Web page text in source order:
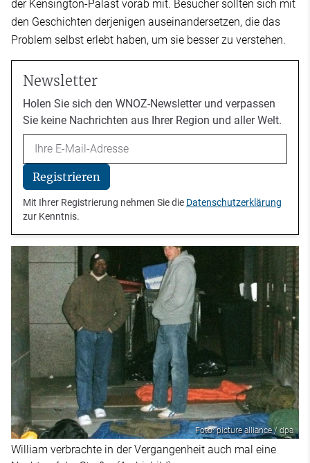
der Kensington-Palast vorab mit. Besucher sollten sich mit
den Geschichten derjenigen auseinandersetzen, die das
Problem selbst erlebt haben, um sie besser zu verstehen.
Newsletter
Holen Sie sich den WNOZ-Newsletter und verpassen
Sie keine Nachrichten aus Ihrer Region und aller Welt.
Email
Registrieren
Mit Ihrer Registrierung nehmen Sie die Datenschutzerklärung
zur Kenntnis.
Foto: picture alliance / dpa
William verbrachte in der Vergangenheit auch mal eine